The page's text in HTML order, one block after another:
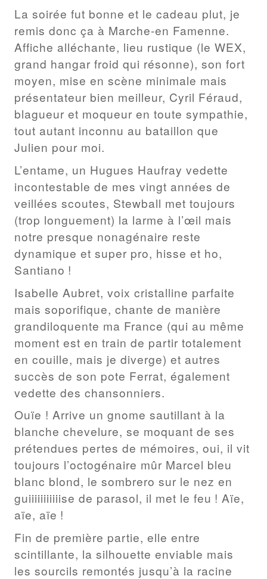
La soirée fut bonne et le cadeau plut, je
remis donc ça à Marche-en Famenne.
Affiche alléchante, lieu rustique (le WEX,
grand hangar froid qui résonne), son fort
moyen, mise en scène minimale mais
présentateur bien meilleur, Cyril Féraud,
blagueur et moqueur en toute sympathie,
tout autant inconnu au bataillon que
Julien pour moi.
L’entame, un Hugues Haufray vedette
incontestable de mes vingt années de
veillées scoutes, Stewball met toujours
(trop longuement) la larme à l’œil mais
notre presque nonagénaire reste
dynamique et super pro, hisse et ho,
Santiano !
Isabelle Aubret, voix cristalline parfaite
mais soporifique, chante de manière
grandiloquente ma France (qui au même
moment est en train de partir totalement
en couille, mais je diverge) et autres
succès de son pote Ferrat, également
vedette des chansonniers.
Ouïe ! Arrive un gnome sautillant à la
blanche chevelure, se moquant de ses
prétendues pertes de mémoires, oui, il vit
toujours l’octogénaire mûr Marcel bleu
blanc blond, le sombrero sur le nez en
guiiiiiiiiiiise de parasol, il met le feu ! Aïe,
aïe, aïe !
Fin de première partie, elle entre
scintillante, la silhouette enviable mais
les sourcils remontés jusqu’à la racine